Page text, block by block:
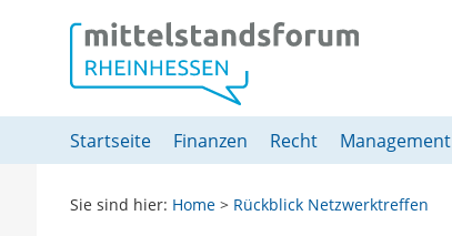
Hauptmenü
Inhalt
Fußzeile
Startseite
Finanzen Recht Management
Sie sind hier: Home > Rückblick Netzwerktreffen